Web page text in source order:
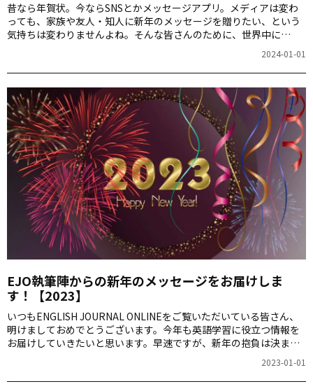
昔なら年賀状。今ならSNSとかメッセージアプリ。メディアは変わ
っても、家族や友人・知人に新年のメッセージを贈りたい、という
気持ちは変わりませんよね。そんな皆さんのために、世界中に
Happy New Year!の気持ちを伝えるための英語メッセージ「10選」
2024-01-01
EJO執筆陣からの新年のメッセージをお届けしま
す！【2023】
いつもENGLISH JOURNAL ONLINEをご覧いただいている皆さん、
明けましておめでとうございます。今年も英語学習に役立つ情報を
お届けしていきたいと思います。早速ですが、新年の抱負は決まり
ましたか？語学力アップを目標にした人も多いのではないでしょう
か。そんな皆さんに、EJO執筆陣から「新年のエール」をお届けし
ます。
2023-01-01